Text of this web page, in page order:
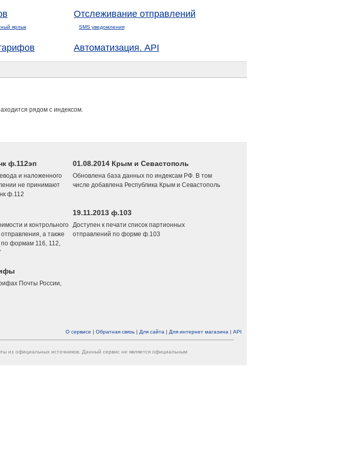
ярлык
Отслеживание отправлений
SMS уведомления
Автоматизация. API
рядом с индексом.
ф.112эп
и наложенного
не принимают
ф.112
01.08.2014 Крым и Севастополь
Обновлена база данных по индексам РФ. В том
числе добавлена Республика Крым и Севастополь
и контрольного
а также
по формам 116, 112,
19.11.2013 ф.103
Доступен к печати список партионных
отправлений по форме ф.103
Почты России,
О сервисе | Обратная связь | Для сайта | Для интернет магазина | API
из официальных источников. Данный сервис не является официальным